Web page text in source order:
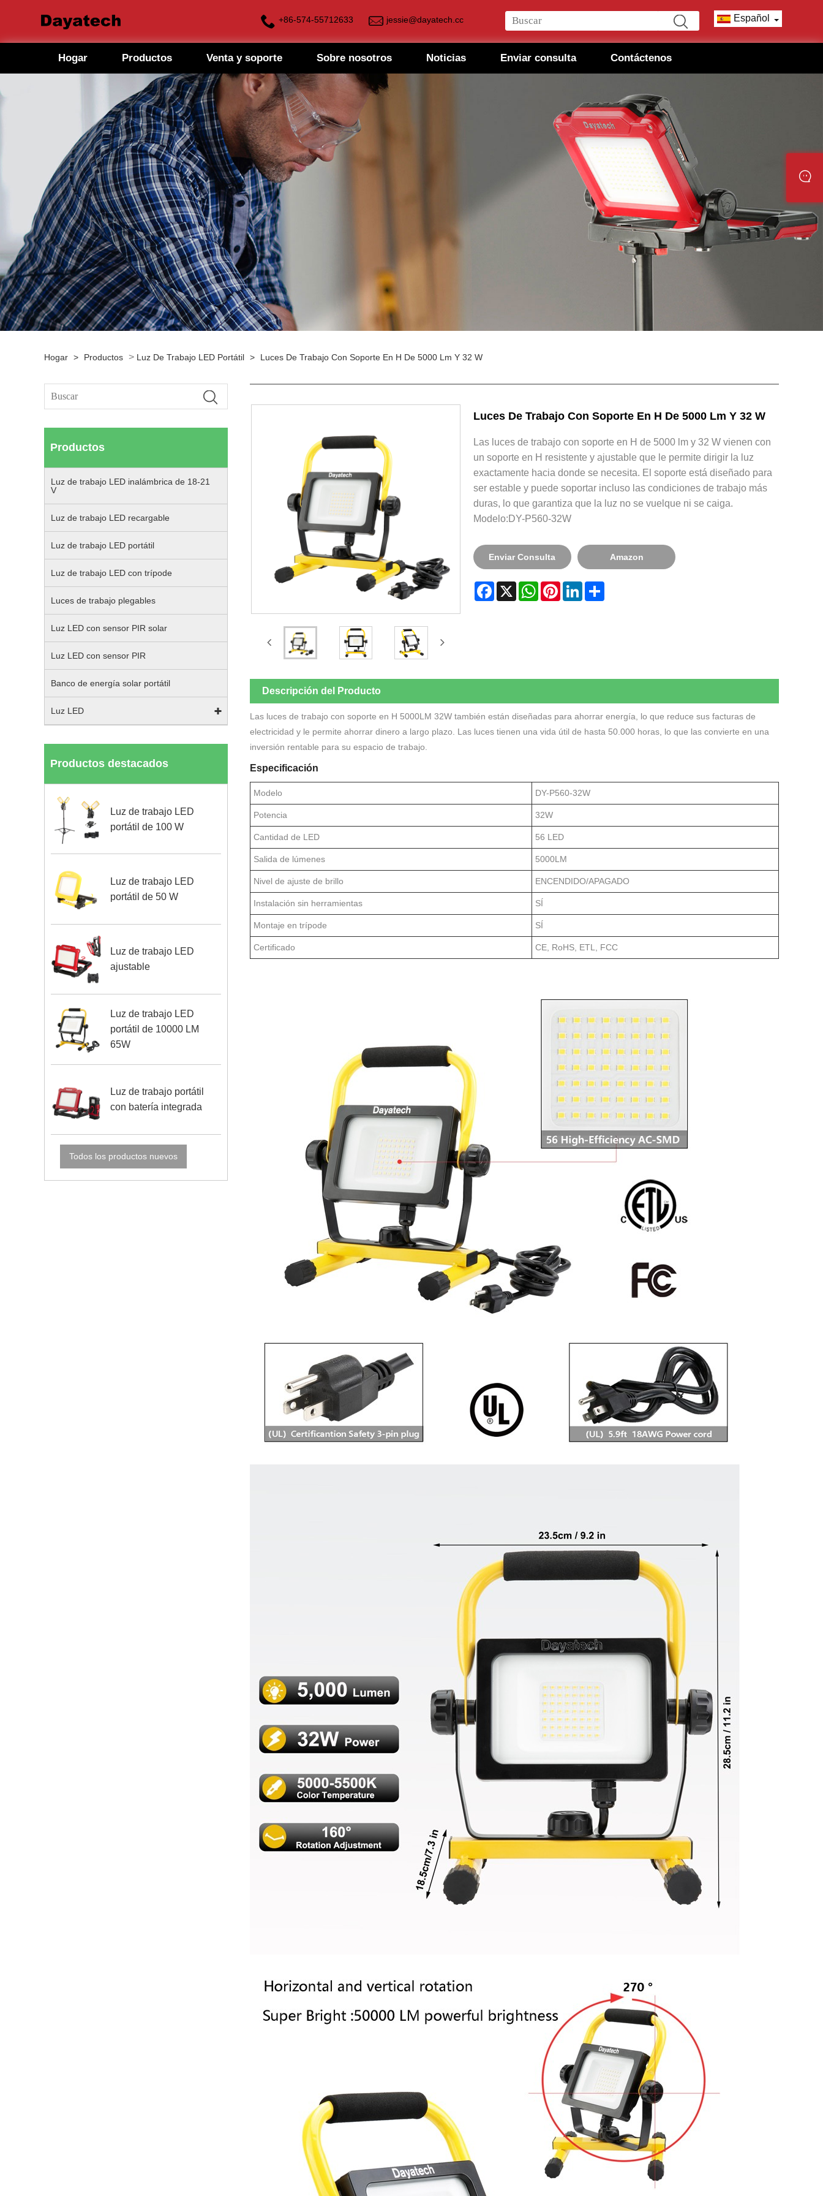
+86-574-55712633 jessie@dayatech.cc Español
Hogar Productos Venta y soporte Sobre nosotros Noticias Enviar consulta Contáctenos
Hogar > Productos > Luz De Trabajo LED Portátil > Luces De Trabajo Con Soporte En H De 5000 Lm Y 32 W
Productos
Luz de trabajo LED inalámbrica de 18-21
V
Luz de trabajo LED recargable
Luz de trabajo LED portátil
Luz de trabajo LED con trípode
Luces de trabajo plegables
Luz LED con sensor PIR solar
Luz LED con sensor PIR
Banco de energía solar portátil
Luz LED
Productos destacados
Luz de trabajo LED
portátil de 100 W
Luz de trabajo LED
portátil de 50 W
Luz de trabajo LED
ajustable
Luz de trabajo LED
portátil de 10000 LM
65W
Luz de trabajo portátil
con batería integrada
Todos los productos nuevos
Luces De Trabajo Con Soporte En H De 5000 Lm Y 32 W
Las luces de trabajo con soporte en H de 5000 lm y 32 W vienen con
un soporte en H resistente y ajustable que le permite dirigir la luz
exactamente hacia donde se necesita. El soporte está diseñado para
ser estable y puede soportar incluso las condiciones de trabajo más
duras, lo que garantiza que la luz no se vuelque ni se caiga.
Modelo:DY-P560-32W
Enviar Consulta Amazon
Facebook
X WhatsApp
PinterestLinkedInShare
Descripción del Producto
Las luces de trabajo con soporte en H 5000LM 32W también están diseñadas para ahorrar energía, lo que reduce sus facturas de
electricidad y le permite ahorrar dinero a largo plazo. Las luces tienen una vida útil de hasta 50.000 horas, lo que las convierte en una
inversión rentable para su espacio de trabajo.
Especificación
Modelo DY-P560-32W
Potencia 32W
Cantidad de LED 56 LED
Salida de lúmenes 5000LM
Nivel de ajuste de brillo ENCENDIDO/APAGADO
Instalación sin herramientas SÍ
Montaje en trípode SÍ
Certificado CE, RoHS, ETL, FCC